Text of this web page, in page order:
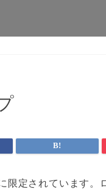
限定されています。